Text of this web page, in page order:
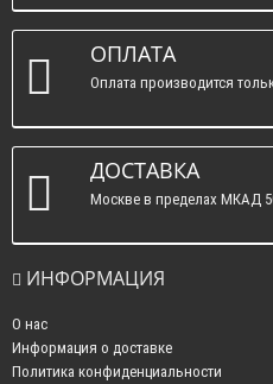
вс. : выходные.
ОПЛАТА
Оплата производится
ДОСТАВКА
Москве в пределах МКАД
ИНФОРМАЦИЯ
О нас
Информация о доставке
Политика конфиденциальности